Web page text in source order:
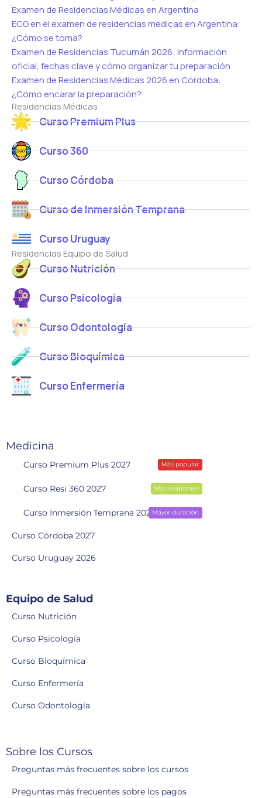
Examen de Residencias Médicas en Argentina
ECG en el examen de residencias medicas en Argentina:
¿Cómo se toma?
Examen de Residencias Tucumán 2026: información
oficial, fechas clave y cómo organizar tu preparación
Examen de Residencias Médicas 2026 en Córdoba:
¿Cómo encarar la preparación?
Residencias Médicas
Curso Premium Plus
Curso 360
Curso Córdoba
Curso de Inmersión Temprana
Curso Uruguay
Residencias Equipo de Salud
Curso Nutrición
Curso Psicología
Curso Odontología
Curso Bioquímica
Curso Enfermería
Medicina
Curso Premium Plus 2027 Más popular
Curso Resi 360 2027 Más exámenes
Curso Inmersión Temprana 2028Mayor duración
Curso Córdoba 2027
Curso Uruguay 2026
Equipo de Salud
Curso Nutrición
Curso Psicología
Curso Bioquímica
Curso Enfermería
Curso Odontología
Sobre los Cursos
Preguntas más frecuentes sobre los cursos
Preguntas más frecuentes sobre los pagos